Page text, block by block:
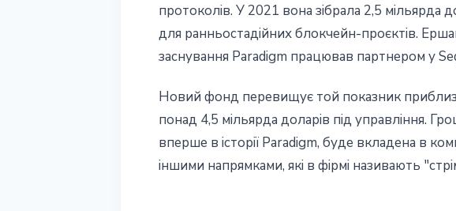
протоколів. У 2021 вона зібрала 2,5
для ранньостадійних блокчейн-проєктів.
заснування Paradigm працював партнером у
Новий фонд перевищує той показник
понад 4,5 мільярда доларів під управління.
вперше в історії Paradigm, буде вкладена в
іншими напрямками, які в фірмі називають